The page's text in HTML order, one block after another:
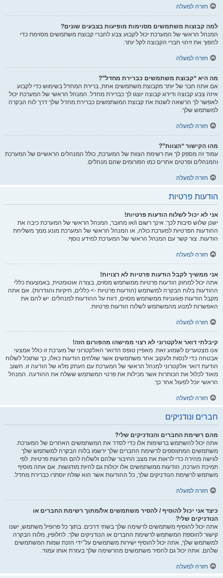
חזרה למעלה
למה קבוצות משתמשים מסוימות מופיעות בצבעים שונים?
המנהל הראשי של המערכת יכול לקבוע צבע לחברי קבוצת משתמשים מסוימת כדי
להפוך את זיהוי חברי הקבוצה לקל יותר.
חזרה למעלה
מה היא “קבוצת משתמשים כברירת מחדל”?
אם אתה חבר של יותר מקבוצת משתמשים אחת, ברירת המחדל בשימוש כדי לקבוע
איזה צבע קבוצה ודירוג קבוצה יוצגו לך כברירת מחדל. המנהל הראשי של המערכת יכול
לאפשר לך הרשאה לשנות את קבוצת המשתמשים כברירת מחדל שלך דרך לוח הבקרה
למשתמש שלך.
חזרה למעלה
מהו הקישור “הצוות”?
עמוד זה מספק לך את רשימת הצוות של המערכת, כולל המנהלים הראשיים של המערכת
והמנהלים ופרטים אחרים כמו הפורומים שהם מנהלים.
חזרה למעלה
הודעות פרטיות
אני לא יכול לשלוח הודעות פרטיות!
ישנן שלוש סיבות לכך: אינך רשום ו/או מחובר, המנהל הראשי של המערכת כיבה את
ההודעות הפרטיות למערכת כולה, או המנהל הראשי של המערכת מונע ממך משליחת
הודעות. צור קשר עם המנהל הראשי של המערכת למידע נוסף.
חזרה למעלה
אני ממשיך לקבל הודעות פרטיות לא רצויות!
אתה יכול למחוק הודעות פרטיות ממשתמש מסוים, בצורה אוטומטית, באמצעות כללי
ההודעות בלוח הבקרה למשתמש (הודעות פרטיות -> כללים, תיקיות והגדרות). אם אתה
מקבל הודעות פוגעניות ממשתמש מסוים, דווח על ההודעות למנהלים. יש להם את
האפשרות למנוע מהמשתמש לשלוח הודעות פרטיות.
חזרה למעלה
קיבלתי דואר אלקטרוני לא רצוי ממישהו מהפורום הזה!
אנו מצטערים לשמוע זאת. מאפיין טופס הדואר האלקטרוני של מערכת זו כולל אמצעי
אבטחה כדי לנסות ולעקוב אחר משתמשים אשר שולחים הודעות כאלו, כך שתוכל לשלוח
הודעת דואר אלקטרוני למנהל הראשי של המערכת עם העתק מלא של הודעה זו. חשוב
מאוד לכלול את הכותרות אשר מכילות את פרטי המשתמש ששלח את ההודעה. המנהל
הראשי יוכל לפעול אחר כך.
חזרה למעלה
חברים ונודניקים
מהם רשימת החברים והנודניקים שלי?
אתה יכול להשתמש ברשימות אלו כדי לסדר את המשתמשים האחרים של המערכת.
משתמשים המתווספים לרשימת החברים שלך ירשמו בלוח הבקרה למשתמש שלך
לגישה מהירה כדי לראות את מצב החיבור שלהם ולשלוח להם הודעות פרטיות. לפי
תמיכת הערכה, הודעות ממשתמשים אלו יכולות גם להיות מודגשות. אם אתה מוסיף
משתמש לרשימת הנודניקים שלך, כל ההודעות אשר הוא שולח יוסתרו כברירת מחדל.
חזרה למעלה
כיצד אני יכול להוסיף / להסיר משתמשים אל/מתוך רשימת החברים או
הנודניקים שלי?
אתה יכול להוסיף משתמשים לרשימה שלך בשתי דרכים. בתוך כל פרופיל משתמש, ישנו
קישור להוספת המשתמש לרשימת החברים או הנודניקים שלך. לחלופין, מלוח הבקרה
למשתמש שלך, אתה יכול להוסיף ישירות משתמשים על־ידי הזנת שמות המשתמשים
שלהם. אתה יכול גם להסיר משתמשים מהרשימה שלך בעזרת אותו עמוד.
חזרה למעלה